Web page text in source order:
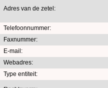
Adres van de zetel:
Telefoonnummer:
Faxnummer:
E-mail:
Webadres:
Type entiteit: